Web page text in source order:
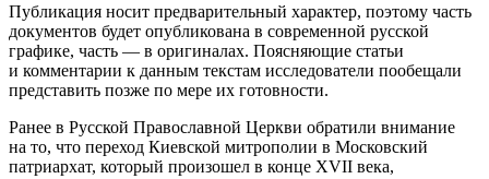
Публикация носит предварительный характер, поэтому часть
документов будет опубликована в современной русской
графике, часть — в оригиналах. Поясняющие статьи
и комментарии к данным текстам исследователи пообещали
представить позже по мере их готовности.
Ранее в Русской Православной Церкви обратили внимание
на то, что переход Киевской митрополии в Московский
патриархат, который произошел в конце XVII века,